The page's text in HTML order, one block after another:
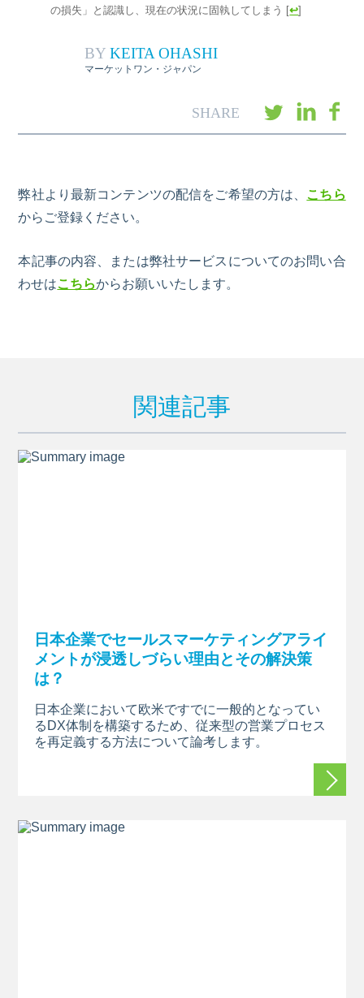
の損失」と認識し、現在の状況に固執してしまう [↩]
BYKEITA OHASHI
マーケットワン・ジャパン
弊社より最新コンテンツの配信をご希望の方は、 こちら
からご登録ください。
本記事の内容、または弊社サービスについてのお問い合
わせはこちらからお願いいたします。
関連記事
日本企業でセールスマーケティングアライ
メントが浸透しづらい理由とその解決策
は？
日本企業において欧米ですでに一般的となってい
るDX体制を構築するため、従来型の営業プロセス
を再定義する方法について論考します。
続きを